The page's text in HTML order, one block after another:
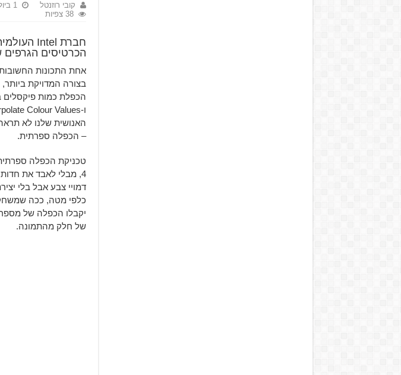
קובי רוזנטל 1 ביולי 2019
38 צפיות
הכרטיסים
אחת התכונות
– הכפלה ספרתית.
4, מבלי לאבד את
דמויי צבע אבל בלי
של חלק מהתמונה.